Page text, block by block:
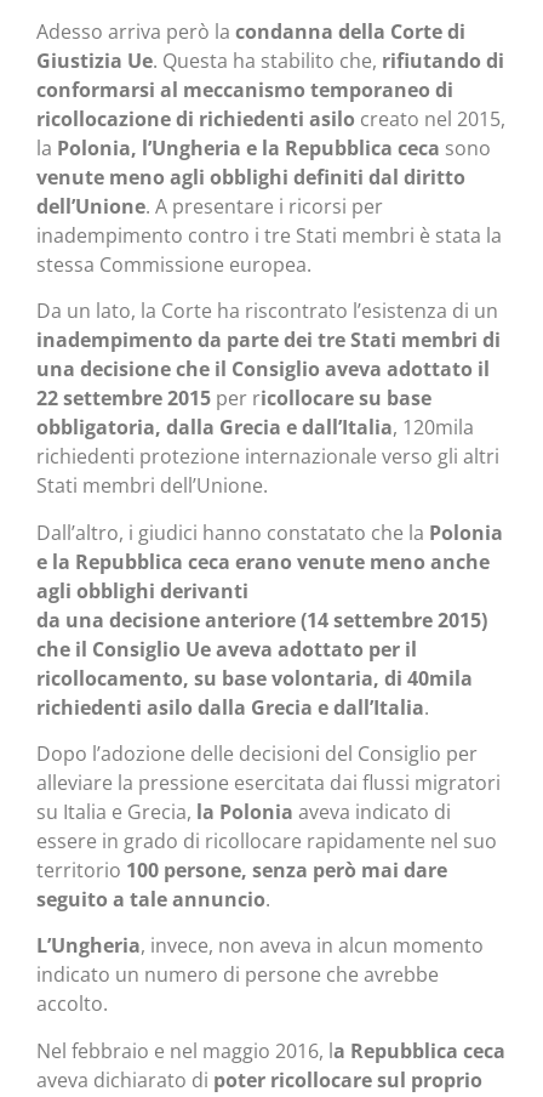
Adesso arriva però la condanna della Corte di
Giustizia Ue. Questa ha stabilito che, rifiutando di
conformarsi al meccanismo temporaneo di
ricollocazione di richiedenti asilo creato nel 2015,
la Polonia, l’Ungheria e la Repubblica ceca sono
venute meno agli obblighi definiti dal diritto
dell’Unione. A presentare i ricorsi per
inadempimento contro i tre Stati membri è stata la
stessa Commissione europea.
Da un lato, la Corte ha riscontrato l’esistenza di un
inadempimento da parte dei tre Stati membri di
una decisione che il Consiglio aveva adottato il
22 settembre 2015 per ricollocare su base
obbligatoria, dalla Grecia e dall’Italia, 120mila
richiedenti protezione internazionale verso gli altri
Stati membri dell’Unione.
Dall’altro, i giudici hanno constatato che la Polonia
e la Repubblica ceca erano venute meno anche
agli obblighi derivanti
da una decisione anteriore (14 settembre 2015)
che il Consiglio Ue aveva adottato per il
ricollocamento, su base volontaria, di 40mila
richiedenti asilo dalla Grecia e dall’Italia.
Dopo l’adozione delle decisioni del Consiglio per
alleviare la pressione esercitata dai flussi migratori
su Italia e Grecia, la Polonia aveva indicato di
essere in grado di ricollocare rapidamente nel suo
territorio 100 persone, senza però mai dare
seguito a tale annuncio.
L’Ungheria, invece, non aveva in alcun momento
indicato un numero di persone che avrebbe
accolto.
Nel febbraio e nel maggio 2016, la Repubblica ceca
aveva dichiarato di poter ricollocare sul proprio